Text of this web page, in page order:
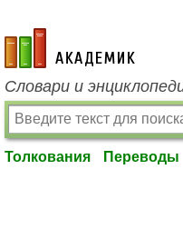
academic.ru
Словари и
Толкования Переводы